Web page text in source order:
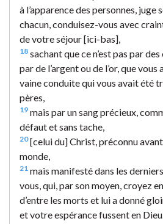
à l’apparence des personnes, juge
chacun, conduisez-vous avec
de votre séjour [ici-bas],
18 sachant que ce n’est pas par
par de l’argent ou de l’or, que
vaine conduite qui vous avait été
pères,
19 mais par un sang précieux,
défaut et sans tache,
20[celui du] Christ, préconnu
monde,
21 mais manifesté dans les
vous, qui, par son moyen, croyez
d’entre les morts et lui a donné
et votre espérance fussent en Dieu.